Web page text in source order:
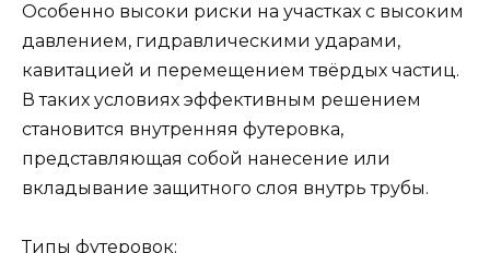
Особенно высоки риски на участках с высоким
давлением, гидравлическими ударами,
кавитацией и перемещением твёрдых частиц.
В таких условиях эффективным решением
становится внутренняя футеровка,
представляющая собой нанесение или
вкладывание защитного слоя внутрь трубы.
Типы футеровок: